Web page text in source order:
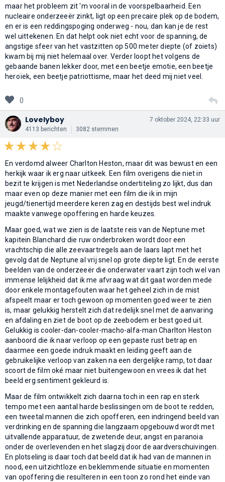
maar het probleem zit 'm vooral in de voorspelbaarheid. Een
nucleaire onderzeeër zinkt, ligt op een precaire plek op de bodem,
en er is een reddingspoging onderweg - nou, dan kan je de rest
wel uittekenen. En dat helpt ook niet echt voor de spanning, de
angstige sfeer van het vastzitten op 500 meter diepte (of zoiets)
kwam bij mij niet helemaal over. Verder loopt het volgens de
gebaande banen lekker door, met een beetje emotie, een beetje
heroïek, een beetje patriottisme, maar het deed mij niet veel.
0
Lovelyboy
4113 berichten 3082 stemmen
7 oktober 2024, 22:33 uur
En verdomd alweer Charlton Heston, maar dit was bewust en een
herkijk waar ik erg naar uitkeek. Een film overigens die niet in
bezit te krijgen is met Nederlandse ondertiteling zo lijkt, dus dan
maar even op deze manier met een film die ik in mijn
jeugd/tienertijd meerdere keren zag en destijds best wel indruk
maakte vanwege opoffering en harde keuzes.
Maar goed, wat we zien is de laatste reis van de Neptune met
kapitein Blanchard die ruw onderbroken wordt door een
vrachtschip die alle zeevaartregels aan de laars lapt met het
gevolg dat de Neptune al vrij snel op grote diepte ligt. En de eerste
beelden van de onderzeeër die onderwater vaart zijn toch wel van
immense lelijkheid dat ik me afvraag wat dit gaat worden mede
door enkele montagefouten waar het geheel zich in de mist
afspeelt maar er toch gewoon op momenten goed weer te zien
is, maar gelukkig herstelt zich dat redelijk snel met de aanvaring
en afdaling en ziet de boot op de zeebodem er best goed uit.
Gelukkig is cooler-dan-cooler-macho-alfa-man Charlton Heston
aanboord die ik naar verloop op een gepaste rust betrap en
daarmee een goede indruk maakt en leiding geeft aan de
gebruikelijke verloop van zaken na een dergelijke ramp, tot daar
scoort de film oké maar niet buitengewoon en vrees ik dat het
beeld erg sentiment gekleurd is.
Maar de film ontwikkelt zich daarna toch in een rap en sterk
tempo met een aantal harde beslissingen om de boot te redden,
een tweetal mannen die zich opofferen, een indringend beeld van
verdrinking en de spanning die langzaam opgebouwd wordt met
uitvallende apparatuur, de zwetende deur, angst en paranoia
onder de overlevenden en het slagzij door de aardverschuivingen.
En plotseling is daar toch dat beeld dat ik had van de mannen in
nood, een uitzichtloze en beklemmende situatie en momenten
van opoffering die resulteren in een toon zo rond het einde van